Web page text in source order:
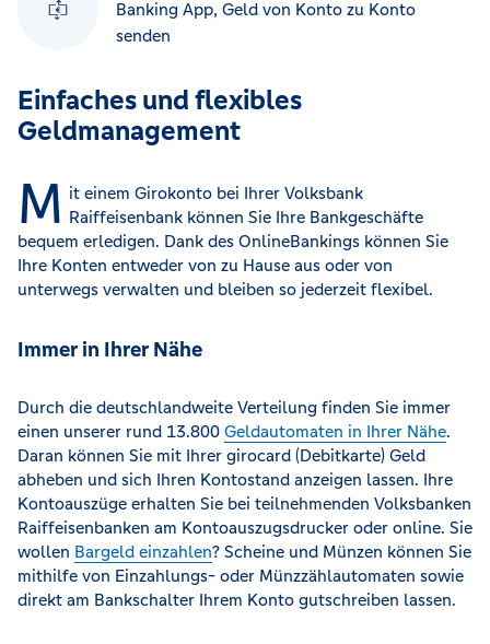
Banking App, Geld von Konto zu Konto
senden
Einfaches und flexibles
Geldmanagement
M it einem Girokonto bei Ihrer Volksbank
Raiffeisenbank können Sie Ihre Bankgeschäfte
bequem erledigen. Dank des OnlineBankings können Sie
Ihre Konten entweder von zu Hause aus oder von
unterwegs verwalten und bleiben so jederzeit flexibel.
Immer in Ihrer Nähe
Durch die deutschlandweite Verteilung finden Sie immer
einen unserer rund 13.800 Geldautomaten in Ihrer Nähe.
Daran können Sie mit Ihrer girocard (Debitkarte) Geld
abheben und sich Ihren Kontostand anzeigen lassen. Ihre
Kontoauszüge erhalten Sie bei teilnehmenden Volksbanken
Raiffeisenbanken am Kontoauszugsdrucker oder online. Sie
wollen Bargeld einzahlen? Scheine und Münzen können Sie
mithilfe von Einzahlungs- oder Münzzählautomaten sowie
direkt am Bankschalter Ihrem Konto gutschreiben lassen.